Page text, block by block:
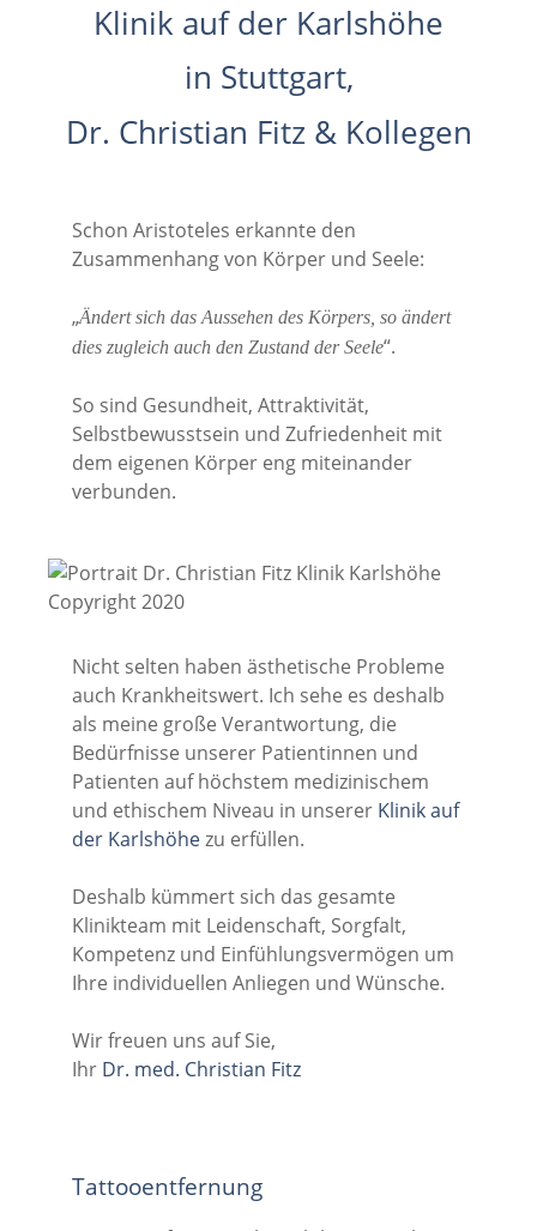
Klinik auf der Karlshöhe
in Stuttgart,
Dr. Christian Fitz & Kollegen
Schon Aristoteles erkannte den
Zusammenhang von Körper und Seele:
„Ändert sich das Aussehen des Körpers, so ändert
dies zugleich auch den Zustand der Seele“.
So sind Gesundheit, Attraktivität,
Selbstbewusstsein und Zufriedenheit mit
dem eigenen Körper eng miteinander
verbunden.
Nicht selten haben ästhetische Probleme
auch Krankheitswert. Ich sehe es deshalb
als meine große Verantwortung, die
Bedürfnisse unserer Patientinnen und
Patienten auf höchstem medizinischem
und ethischem Niveau in unserer Klinik auf
der Karlshöhezu erfüllen.
Deshalb kümmert sich das gesamte
Klinikteam mit Leidenschaft, Sorgfalt,
Kompetenz und Einfühlungsvermögen um
Ihre individuellen Anliegen und Wünsche.
Wir freuen uns auf Sie,
Ihr Dr. med. Christian Fitz
Tattooentfernung